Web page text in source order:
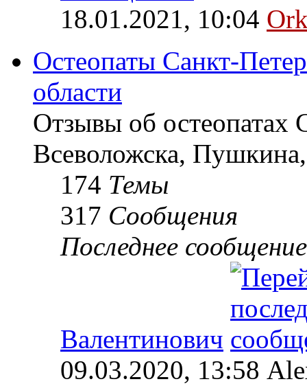
18.01.2021, 10:04
Остеопаты Санкт-
области
Отзывы об остеопатах
Всеволожска,
174 Темы
317 Сообщения
Последнее сообщение
Валентинович
09.03.2020, 13:58